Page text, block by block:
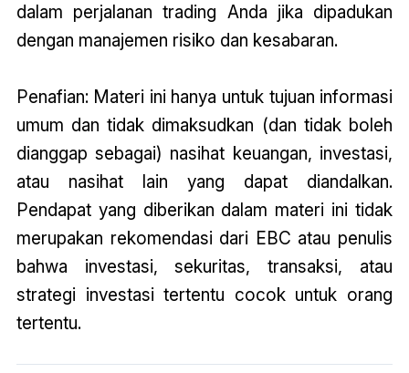
dalam perjalanan trading Anda jika dipadukan
dengan manajemen risiko dan kesabaran.
Penafian: Materi ini hanya untuk tujuan informasi
umum dan tidak dimaksudkan (dan tidak boleh
dianggap sebagai) nasihat keuangan, investasi,
atau nasihat lain yang dapat diandalkan.
Pendapat yang diberikan dalam materi ini tidak
merupakan rekomendasi dari EBC atau penulis
bahwa investasi, sekuritas, transaksi, atau
strategi investasi tertentu cocok untuk orang
tertentu.